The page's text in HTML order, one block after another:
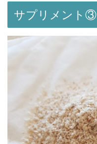
サプリメント